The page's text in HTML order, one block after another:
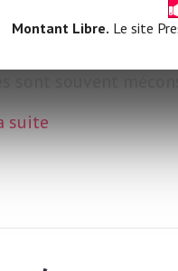
que le phénomène
suite
Montant Libre. Le site